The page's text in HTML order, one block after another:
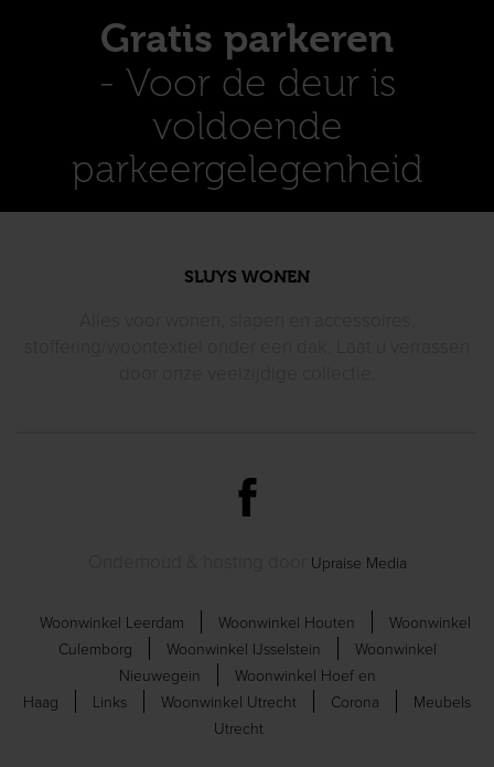
Gratis parkeren
- Voor de deur is
voldoende
parkeergelegenheid
SLUYS WONEN
Upraise Media
Woonwinkel Leerdam Woonwinkel Houten
Woonwinkel
Culemborg
Woonwinkel IJsselstein
Woonwinkel
Nieuwegein
Woonwinkel Hoef en
Haag
Links Woonwinkel Utrecht Corona
Meubels
Utrecht